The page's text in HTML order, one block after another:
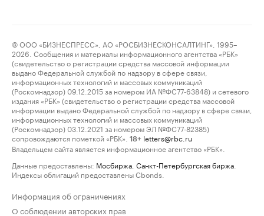
© ООО «БИЗНЕСПРЕСС», АО «РОСБИЗНЕСКОНСАЛТИНГ», 1995–
2026. Сообщения и материалы информационного агентства «РБК»
(свидетельство о регистрации средства массовой информации
выдано Федеральной службой по надзору в сфере связи,
информационных технологий и массовых коммуникаций
(Роскомнадзор) 09.12.2015 за номером ИА №ФС77-63848) и сетевого
издания «РБК» (свидетельство о регистрации средства массовой
информации выдано Федеральной службой по надзору в сфере связи,
информационных технологий и массовых коммуникаций
(Роскомнадзор) 03.12.2021 за номером ЭЛ №ФС77-82385)
сопровождаются пометкой «РБК».
18+ letters@rbc.ru
Владельцем сайта является информационное агентство «РБК».
Данные предоставлены: Мосбиржа Санкт-Петербургская биржа
Индексы облигаций предоставлены Cbonds.
Информация об ограничениях
О соблюдении авторских прав